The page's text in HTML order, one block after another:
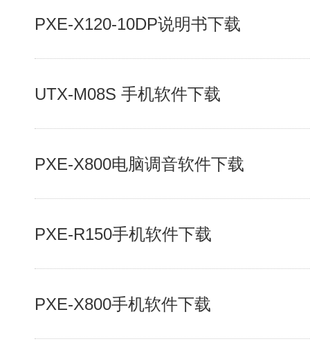
PXE-X120-10DP说明书下载
UTX-M08S 手机软件下载
PXE-X800电脑调音软件下载
PXE-R150手机软件下载
PXE-X800手机软件下载